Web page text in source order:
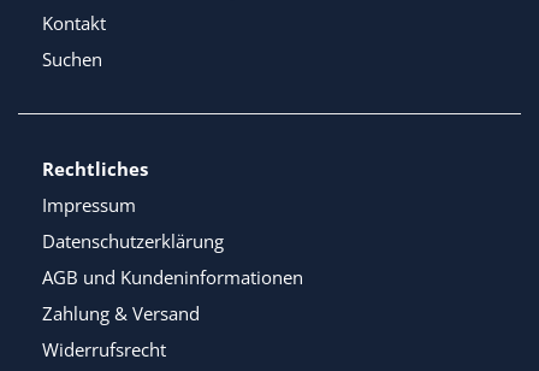
Kontakt
Suchen
Rechtliches
Impressum
Datenschutzerklärung
AGB und Kundeninformationen
Zahlung & Versand
Widerrufsrecht